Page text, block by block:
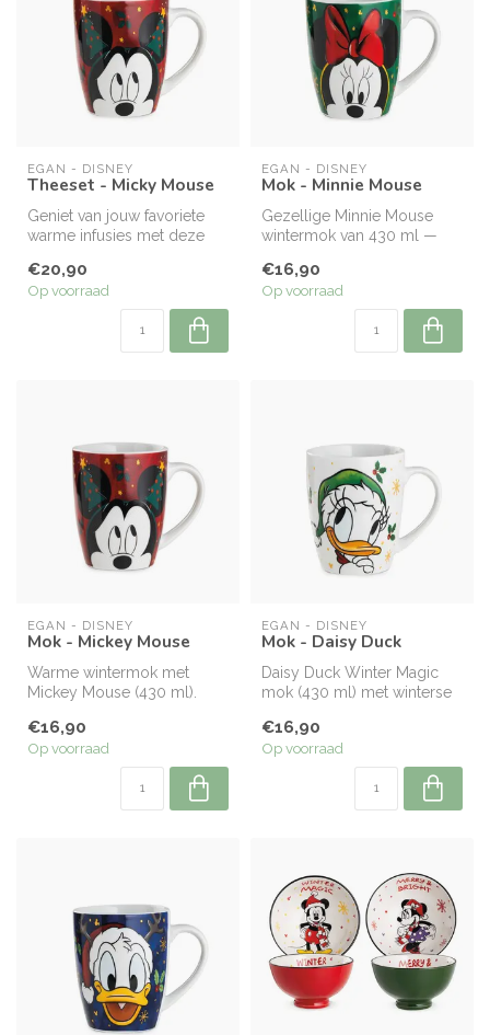
EGAN - DISNEY
Theeset - Micky Mouse
Geniet van jouw favoriete
warme infusies met deze
thee...
€20,90
Op voorraad
EGAN - DISNEY
Mok - Minnie Mouse
Gezellige Minnie Mouse
wintermok van 430 ml —
warme...
€16,90
Op voorraad
EGAN - DISNEY
Mok - Mickey Mouse
Warme wintermok met
Mickey Mouse (430 ml).
chocolad...
€16,90
Op voorraad
EGAN - DISNEY
Mok - Daisy Duck
Daisy Duck Winter Magic
mok (430 ml) met winterse
...
€16,90
Op voorraad